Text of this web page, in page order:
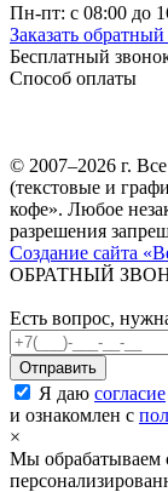
Пн-пт: c 08:00 до
Заказать
Бесплатный
Способ оплаты
© 2007–2026 г.
(текстовые и
кофе». Любое
разрешения
Создание сайта
ОБРАТНЫЙ
Есть вопрос,
Я даю согласие
и ознакомлен с
×
Мы обрабатываем